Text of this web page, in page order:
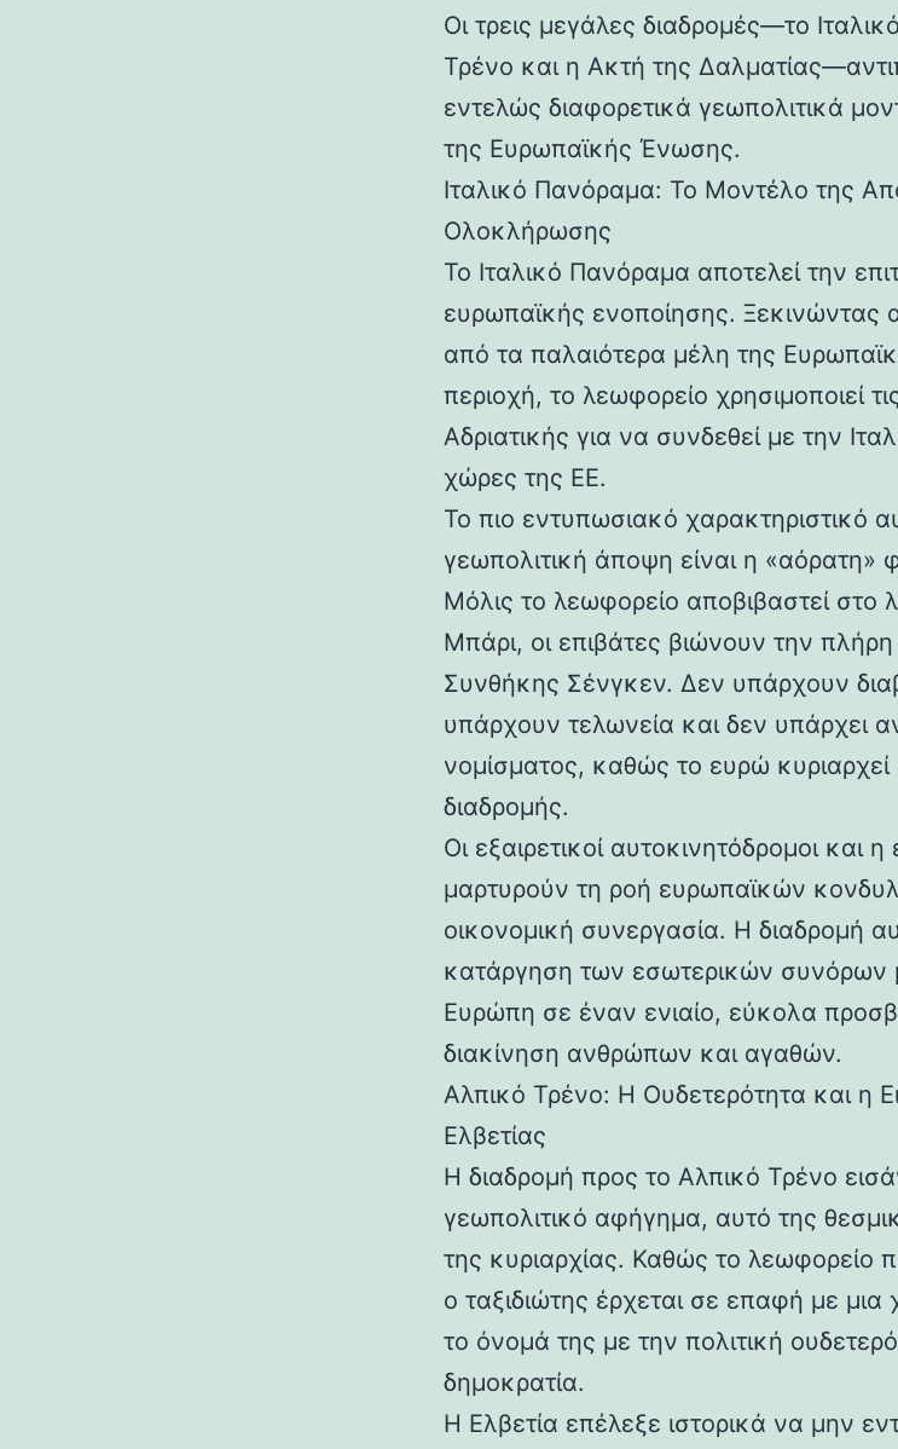
Οι τρεις μεγάλες διαδρομές—το
Τρένο και η Ακτή της
εντελώς διαφορετικά γεωπολιτικά
της Ευρωπαϊκής Ένωσης.
Ιταλικό Πανόραμα: Το Μοντέλο της
Ολοκλήρωσης
Το Ιταλικό Πανόραμα αποτελεί την
ευρωπαϊκής ενοποίησης. Ξεκινώντας
από τα παλαιότερα μέλη της
περιοχή, το λεωφορείο χρησιμοποιεί
Αδριατικής για να συνδεθεί με την
χώρες της ΕΕ.
Το πιο εντυπωσιακό χαρακτηριστικό
γεωπολιτική άποψη είναι η
Μόλις το λεωφορείο αποβιβαστεί στο
Μπάρι, οι επιβάτες βιώνουν την
Συνθήκης Σένγκεν. Δεν υπάρχουν
υπάρχουν τελωνεία και δεν υπάρχει
νομίσματος, καθώς το ευρώ
διαδρομής.
Οι εξαιρετικοί αυτοκινητόδρομοι και
μαρτυρούν τη ροή ευρωπαϊκών
οικονομική συνεργασία. Η διαδρομή
κατάργηση των εσωτερικών συνόρων
Ευρώπη σε έναν ενιαίο, εύκολα
διακίνηση ανθρώπων και αγαθών.
Αλπικό Τρένο: Η Ουδετερότητα και η
Ελβετίας
Η διαδρομή προς το Αλπικό Τρένο
γεωπολιτικό αφήγημα, αυτό της
της κυριαρχίας. Καθώς το λεωφορείο
ο ταξιδιώτης έρχεται σε επαφή με
το όνομά της με την πολιτική
δημοκρατία.
Η Ελβετία επέλεξε ιστορικά να μην